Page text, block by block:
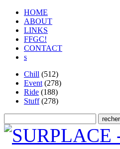
HOME
ABOUT
LINKS
FFGC!
CONTACT
s
Chill (512)
Event (278)
Ride (188)
Stuff(278)